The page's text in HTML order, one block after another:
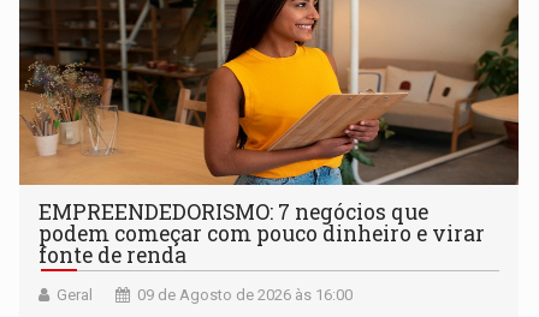
EMPREENDEDORISMO: 7 negócios que
podem começar com pouco dinheiro e virar
fonte de renda
Geral 09 de Agosto de 2026 às 16:00